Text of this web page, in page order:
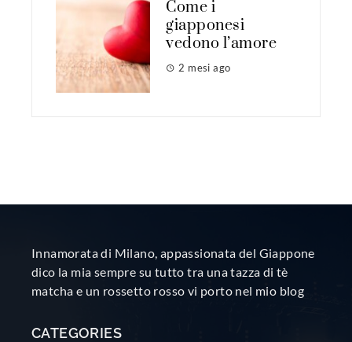
Come i
giapponesi
vedono l’amore
2 mesi ago
Innamorata di Milano, appassionata del Giappone
dico la mia sempre su tutto tra una tazza di tè
matcha e un rossetto rosso vi porto nel mio blog
CATEGORIES